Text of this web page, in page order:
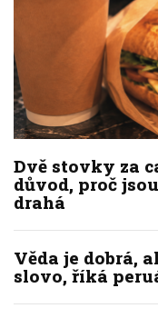
Dvě stovky za
důvod, proč
drahá
Věda je dobrá,
slovo, říká